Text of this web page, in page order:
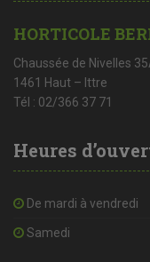
HORTICOLE
Chaussée de Nivelles
1461 Haut – Ittre
Tél : 02/366 37 71
Heures
De mardi à vendredi
Samedi